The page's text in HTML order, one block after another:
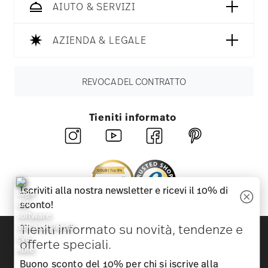
AIUTO & SERVIZI
AZIENDA & LEGALE
REVOCA DEL CONTRATTO
Tieniti informato
Scopri tutti i nostri brand
Bellezza e funzionalità per la tua casa
Iscriviti alla nostra newsletter e ricevi il 10% di
sconto!
Tieniti informato su novità, tendenze e
offerte speciali.
Buono sconto del 10% per chi si iscrive alla